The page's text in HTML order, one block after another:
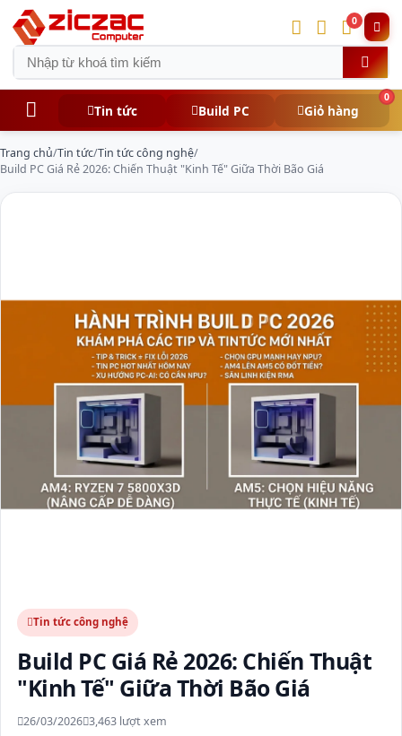
0
Tin tức Build PC Giỏ hàng
0
Trang chủ/Tin tức/Tin tức công nghệ/
Build PC Giá Rẻ 2026: Chiến Thuật "Kinh Tế" Giữa Thời Bão Giá
Tin tức công nghệ
Build PC Giá Rẻ 2026: Chiến Thuật
"Kinh Tế" Giữa Thời Bão Giá
26/03/2026 3,463 lượt xem